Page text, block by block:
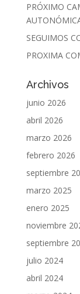
PRÓXIMO
SEGUIMOS
PROXIMA
Archivos
junio 2026
abril 2026
marzo 2026
febrero 2026
septiembre
marzo 2025
enero 2025
noviembre
septiembre
julio 2024
abril 2024